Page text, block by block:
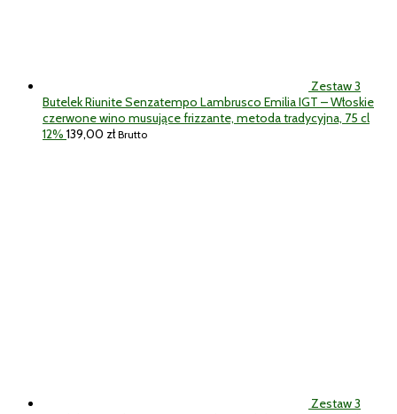
Zestaw 3
Butelek Riunite Senzatempo Lambrusco Emilia IGT – Włoskie
czerwone wino musujące frizzante, metoda tradycyjna, 75 cl
12% 139,00 zł Brutto
Zestaw 3